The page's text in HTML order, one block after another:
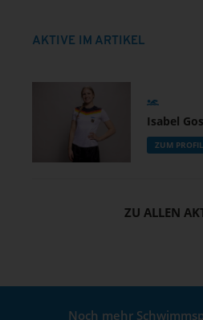
AKTIVE IM ARTIKEL
Isabel
ZUM PROFIL
ZU ALLEN
Noch mehr